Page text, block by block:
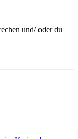
und/ oder du